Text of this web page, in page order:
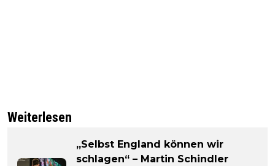
Weiterlesen
„Selbst England können wir
schlagen“ – Martin Schindler